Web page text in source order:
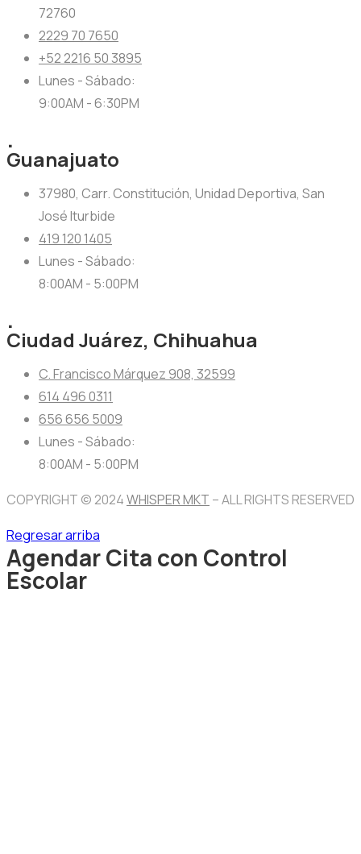
72760
2229 70 7650
+52 2216 50 3895
Lunes - Sábado:
9:00AM - 6:30PM
.
Guanajuato
37980, Carr. Constitución, Unidad Deportiva, San
José Iturbide
419 120 1405
Lunes - Sábado:
8:00AM - 5:00PM
.
Ciudad Juárez, Chihuahua
C. Francisco Márquez 908, 32599
614 496 0311
656 656 5009
Lunes - Sábado:
8:00AM - 5:00PM
COPYRIGHT © 2024WHISPER MKT – ALL RIGHTS RESERVED
Regresar arriba
Agendar Cita con Control
Escolar